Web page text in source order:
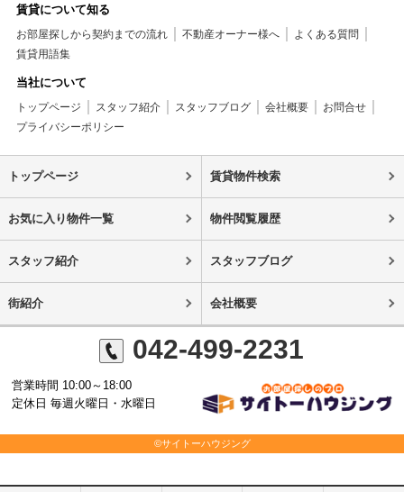
賃貸について知る
お部屋探しから契約までの流れ 不動産オーナー様へ
よくある質問
賃貸用語集
当社について
トップページ スタッフ紹介 スタッフブログ 会社概要
お問合せ
プライバシーポリシー
トップページ 賃貸物件検索
お気に入り物件一覧 物件閲覧履歴
スタッフ紹介 スタッフブログ
街紹介 会社概要
042-499-2231
営業時間 10:00～18:00
定休日 毎週火曜日・水曜日
©サイトーハウジング